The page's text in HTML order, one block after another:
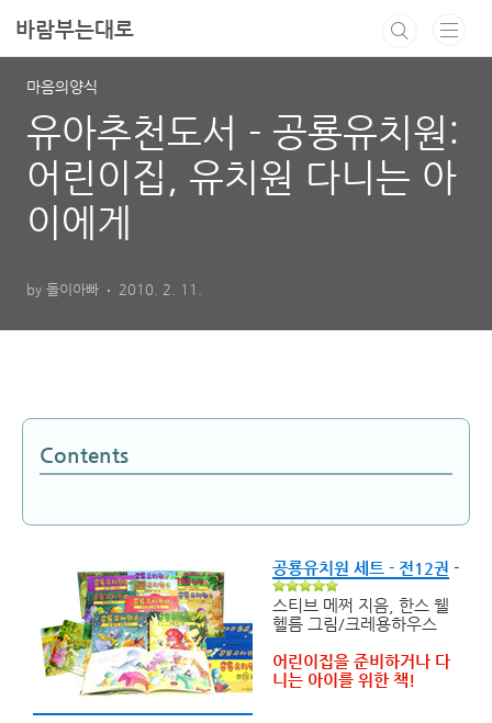
바람부는대로
마음의양식
유아추천도서 - 공룡유치원:
어린이집, 유치원 다니는 아
이에게
by 돌이아빠 2010. 2. 11.
Contents
공룡유치원 세트 - 전12권 -
스티브 메쩌 지음, 한스 웰
헬름 그림/크레용하우스
어린이집을 준비하거나 다
니는 아이를 위한 책!